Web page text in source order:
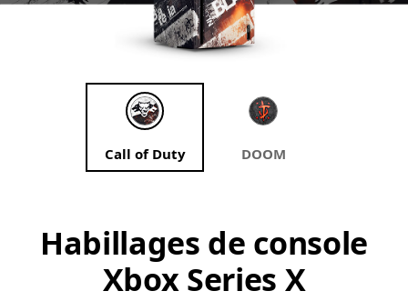
Call of Duty DOOM
Habillages de console
Xbox Series X